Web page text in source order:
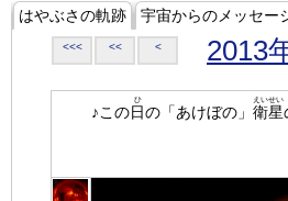
はやぶさの軌跡 宇宙からのメッセー
<<< << < 2013
♪この日
ひ
の「あけぼの」 衛星
えいせい